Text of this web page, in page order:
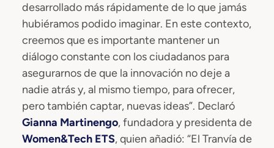
desarrollado más rápidamente de lo que jamás
hubiéramos podido imaginar. En este contexto,
creemos que es importante mantener un
diálogo constante con los ciudadanos para
asegurarnos de que la innovación no deje a
nadie atrás y, al mismo tiempo, para ofrecer,
pero también captar, nuevas ideas”. Declaró
Gianna Martinengo, fundadora y presidenta de
Women&Tech ETS, quien añadió: “El Tranvía de